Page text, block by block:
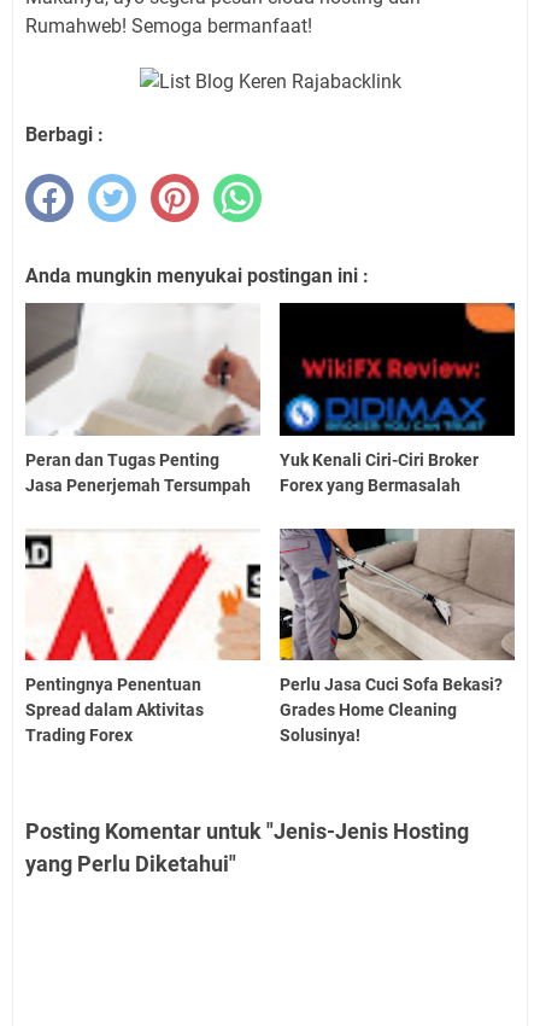
Rumahweb! Semoga bermanfaat!
Berbagi :
Anda mungkin menyukai postingan ini :
Peran dan Tugas Penting
Jasa Penerjemah Tersumpah
Yuk Kenali Ciri-Ciri Broker
Forex yang Bermasalah
Pentingnya Penentuan
Spread dalam Aktivitas
Trading Forex
Perlu Jasa Cuci Sofa Bekasi?
Grades Home Cleaning
Solusinya!
Posting Komentar untuk "Jenis-Jenis Hosting
yang Perlu Diketahui"